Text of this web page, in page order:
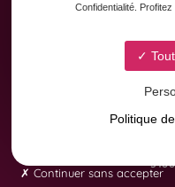
Confidentialité.
Politique
Continuer sans accepter